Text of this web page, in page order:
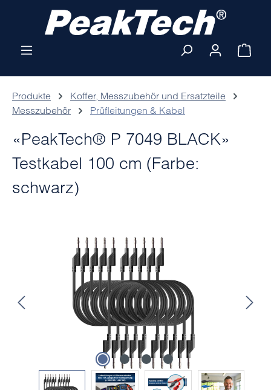
Zum Hauptinhalt springen
Produkte
Koffer, Messzubehör und Ersatzteile
Messzubehör
Prüfleitungen & Kabel
«PeakTech® P 7049 BLACK»
Testkabel 100 cm (Farbe:
schwarz)
Bildergalerie überspringen